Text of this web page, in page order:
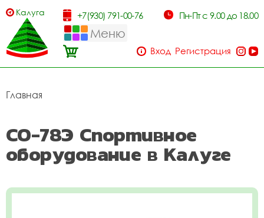
Калуга +7(930) 791-00-76 Пн-Пт с 9.00 до 18.00
Меню
Вход Регистрация
Главная
СО-78Э Спортивное
оборудование в Калуге